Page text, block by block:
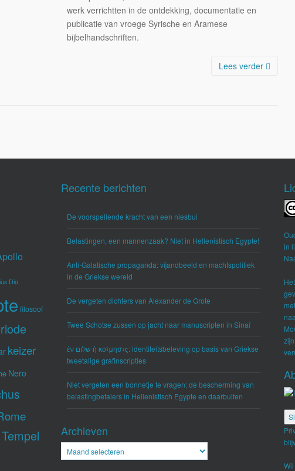
werk verrichtten in de ontdekking, documentatie en
publicatie van vroege Syrische en Aramese
bijbelhandschriften.
Lees verder
Dio
filosoof
keizer
Nero
Tempel
Recente berichten
De voorspellende kracht van een niesbui
Belastingen, een mannenzaak? Niet in Hellenistisch Egypte!
Anti-Galatische propaganda: vijandbeeld en machtspolitiek
in de Griekse wereld
De vergeten dichters van Alexander de Grote
Twee Schotse zussen op jacht naar manuscripten in Sinaï
ἐν שלום ἡ κοίμησις: identiteitsbeleving op basis van Griekse
tweetalige grafinscripties
Niet vergeten een bonnetje te vragen: de bescherming van
belastingbetalers in Hellenistisch Egypte en daarbuiten
Archieven
Archieven
in